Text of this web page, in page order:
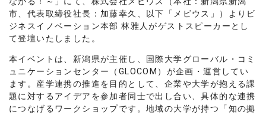
市、代表取締役社長：加藤幸久、以下「メビウス」）よりビ
ジネスイノベーション本部 林雅人がゲストスピーカーとし
て登壇いたしました。
本イベントは、新潟県が主催し、国際大学グローバル・コミ
ュニケーションセンター（GLOCOM）が企画・運営してい
ます。産学連携の推進を目的として、企業や大学が抱える課
題に対するアイデアを参加者同士で出し合い、具体的な連携
につなげるワークショップです。地域の大学が持つ「知の拠